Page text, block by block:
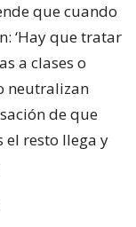
que cuando
‘Hay que tratar
a clases o
neutralizan
de que
el resto llega y